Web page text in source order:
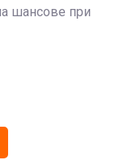
шансове при